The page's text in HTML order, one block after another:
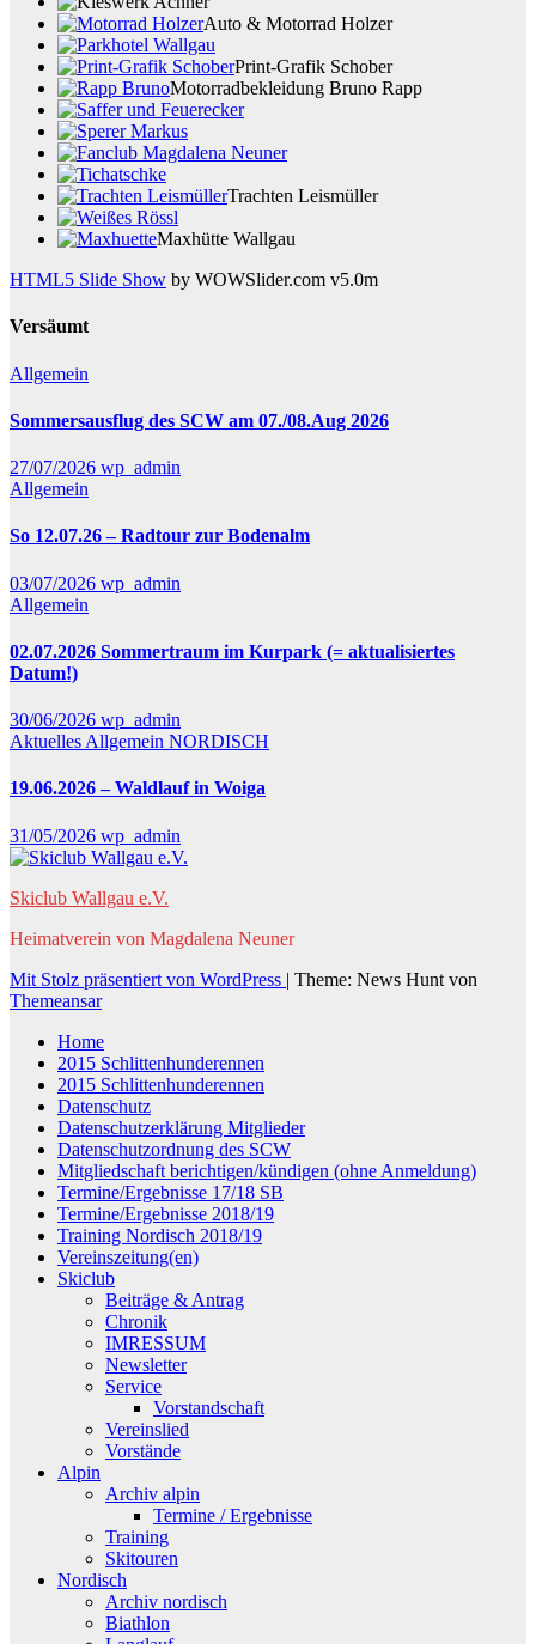
Auto & Motorrad Holzer
Print-Grafik Schober
Motorradbekleidung Bruno Rapp
Trachten Leismüller
Maxhütte Wallgau
HTML5 Slide Show by WOWSlider.com v5.0m
Versäumt
Allgemein
Sommersausflug des SCW am 07./08.Aug 2026
27/07/2026 wp_admin
Allgemein
So 12.07.26 – Radtour zur Bodenalm
03/07/2026 wp_admin
Allgemein
02.07.2026 Sommertraum im Kurpark (= aktualisiertes
Datum!)
30/06/2026 wp_admin
Aktuelles Allgemein NORDISCH
19.06.2026 – Waldlauf in Woiga
31/05/2026 wp_admin
Skiclub Wallgau e.V.
Heimatverein von Magdalena Neuner
Mit Stolz präsentiert von WordPress | Theme: News Hunt von
Themeansar
Home
2015 Schlittenhunderennen
2015 Schlittenhunderennen
Datenschutz
Datenschutzerklärung Mitglieder
Datenschutzordnung des SCW
Mitgliedschaft berichtigen/kündigen (ohne Anmeldung)
Termine/Ergebnisse 17/18 SB
Termine/Ergebnisse 2018/19
Training Nordisch 2018/19
Vereinszeitung(en)
Skiclub
Beiträge & Antrag
Chronik
IMRESSUM
Newsletter
Service
Vorstandschaft
Vereinslied
Vorstände
Alpin
Archiv alpin
Termine / Ergebnisse
Training
Skitouren
Nordisch
Archiv nordisch
Biathlon